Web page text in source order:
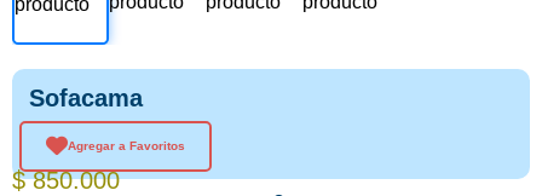
Sofacama
Agregar a Favoritos
$850.000